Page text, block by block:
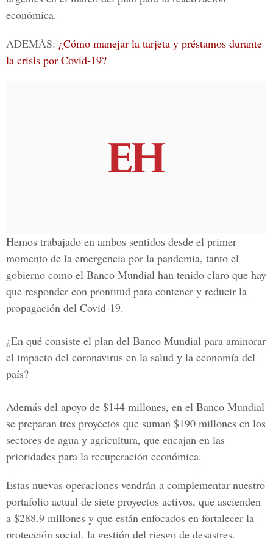
económica.
ADEMÁS: ¿Cómo manejar la tarjeta y préstamos durante
la crisis por Covid-19?
Hemos trabajado en ambos sentidos desde el primer
momento de la emergencia por la pandemia, tanto el
gobierno como el Banco Mundial han tenido claro que hay
que responder con prontitud para contener y reducir la
propagación del Covid-19.
¿En qué consiste el plan del Banco Mundial para aminorar
el impacto del coronavirus en la salud y la economía del
país?
Además del apoyo de $144 millones, en el Banco Mundial
se preparan tres proyectos que suman $190 millones en los
sectores de agua y agricultura, que encajan en las
prioridades para la recuperación económica.
Estas nuevas operaciones vendrán a complementar nuestro
portafolio actual de siete proyectos activos, que ascienden
a $288.9 millones y que están enfocados en fortalecer la
protección social, la gestión del riesgo de desastres,